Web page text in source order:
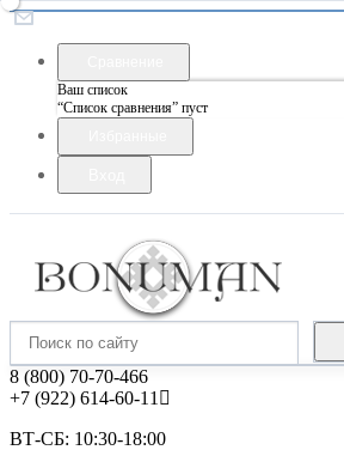
Ваш список
“Список сравнения” пуст
8 (800) 70-70-466
+7 (922) 614-60-11
ВТ-СБ: 10:30-18:00